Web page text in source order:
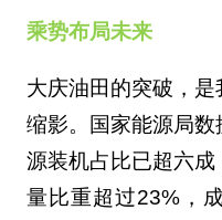
乘势布局未来
大庆油田的突破，
缩影。国家能源局
源装机占比已超六
量比重超过23%，